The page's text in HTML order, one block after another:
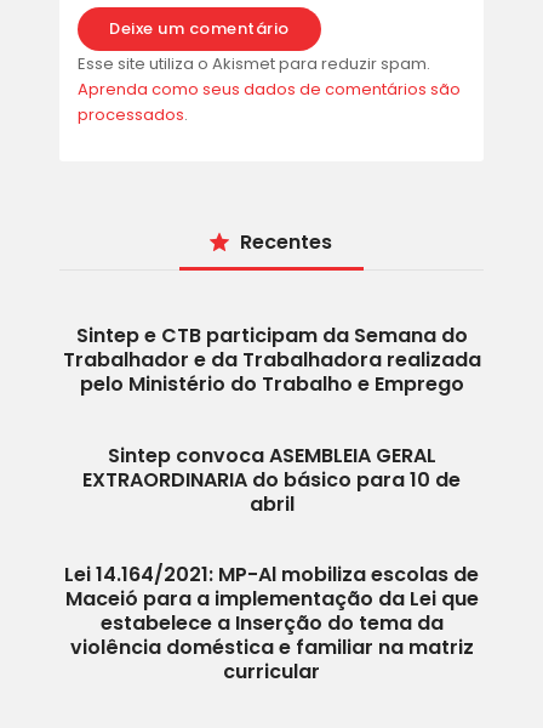
Esse site utiliza o Akismet para reduzir spam.
Aprenda como seus dados de comentários são
processados.
Recentes
Sintep e CTB participam da Semana do
Trabalhador e da Trabalhadora realizada
pelo Ministério do Trabalho e Emprego
Sintep convoca ASEMBLEIA GERAL
EXTRAORDINARIA do básico para 10 de
abril
Lei 14.164/2021: MP-Al mobiliza escolas de
Maceió para a implementação da Lei que
estabelece a Inserção do tema da
violência doméstica e familiar na matriz
curricular